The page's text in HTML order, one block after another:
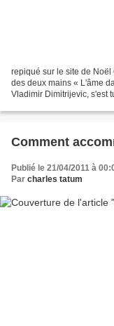
repiqué sur le site de
des deux mains « L'âme
Vladimir Dimitrijevic, s'est
Comment
Publié le 21/04/2011 à
Par charles tatum